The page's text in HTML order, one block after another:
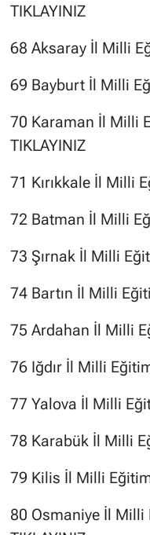
TIKLAYINIZ
68 Aksaray İl Milli
69 Bayburt İl Milli
70 Karaman İl Milli
TIKLAYINIZ
71 Kırıkkale İl Milli
72 Batman İl Milli
73 Şırnak İl Milli
74 Bartın İl Milli
75 Ardahan İl Milli
76 Iğdır İl Milli
77 Yalova İl Milli
78 Karabük İl Milli
79 Kilis İl Milli
80 Osmaniye İl